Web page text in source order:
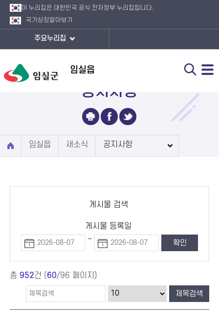
이 누리집은 대한민국 공식 전자정부 누리집입니다.
국가상징 알아보기
주요누리집
임실읍
공지사항
임실읍 새소식 공지사항
게시물 검색
게시물 등록일
~
총 952건 ( 60/96 페이지)